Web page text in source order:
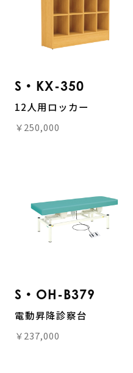
S・KX-350
12人用ロッカー
￥250,000
S・OH-B379
電動昇降診察台
￥237,000